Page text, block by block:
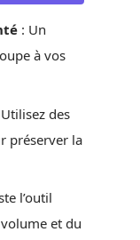
: Un
à vos
des
préserver la
l’outil
et du